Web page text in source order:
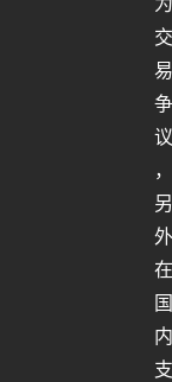
交
易
争
议
，
另
外
在
国
内
支